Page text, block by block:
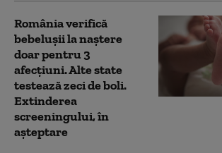
România verifică
bebeluşii la naştere
doar pentru 3
afecţiuni. Alte state
testează zeci de boli.
Extinderea
screeningului, în
așteptare